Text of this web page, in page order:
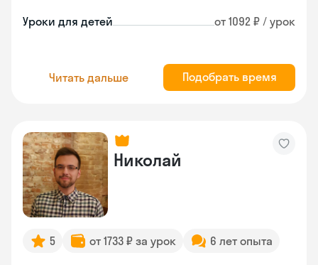
Уроки для детей от 1092 ₽ / урок
Читать дальше Подобрать время
Николай
5 от 1733 ₽ за урок 6 лет опыта